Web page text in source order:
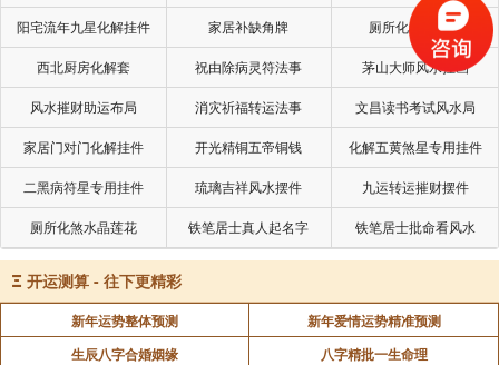
阳宅流年九星化解挂件 家居补缺角牌 厕所化秽气煞套
西北厨房化解套 祝由除病灵符法事 茅山大师风水挂画
风水摧财助运布局 消灾祈福转运法事 文昌读书考试风水局
家居门对门化解挂件 开光精铜五帝铜钱 化解五黄煞星专用挂件
二黑病符星专用挂件 琉璃吉祥风水摆件 九运转运摧财摆件
厕所化煞水晶莲花 铁笔居士真人起名字 铁笔居士批命看风水
Ξ 开运测算 - 往下更精彩
新年运势整体预测
新年爱情运势精准预测
生辰八字合婚姻缘
八字精批一生命理